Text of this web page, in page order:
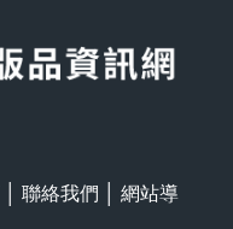
聯絡我們
網站導